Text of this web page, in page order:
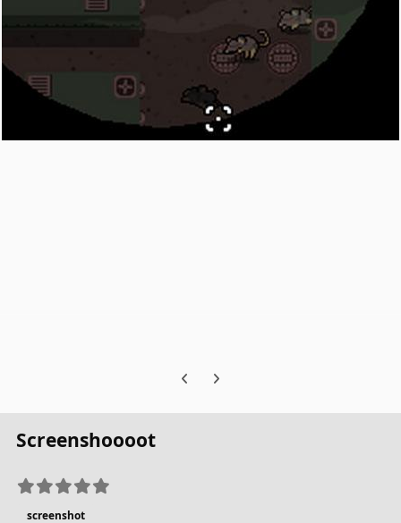
Previous carousel slide
Next carousel slide
Screenshoooot
screenshot